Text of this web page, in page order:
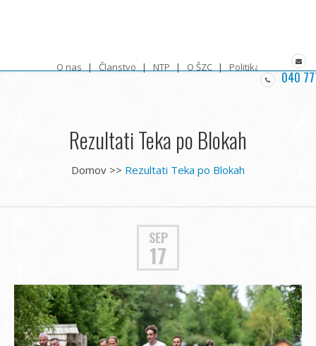
O nas Članstvo NTP O ŠZC Politika zasebnosti
040
Rezultati Teka po Blokah
Domov >> Rezultati Teka po Blokah
SEP
17